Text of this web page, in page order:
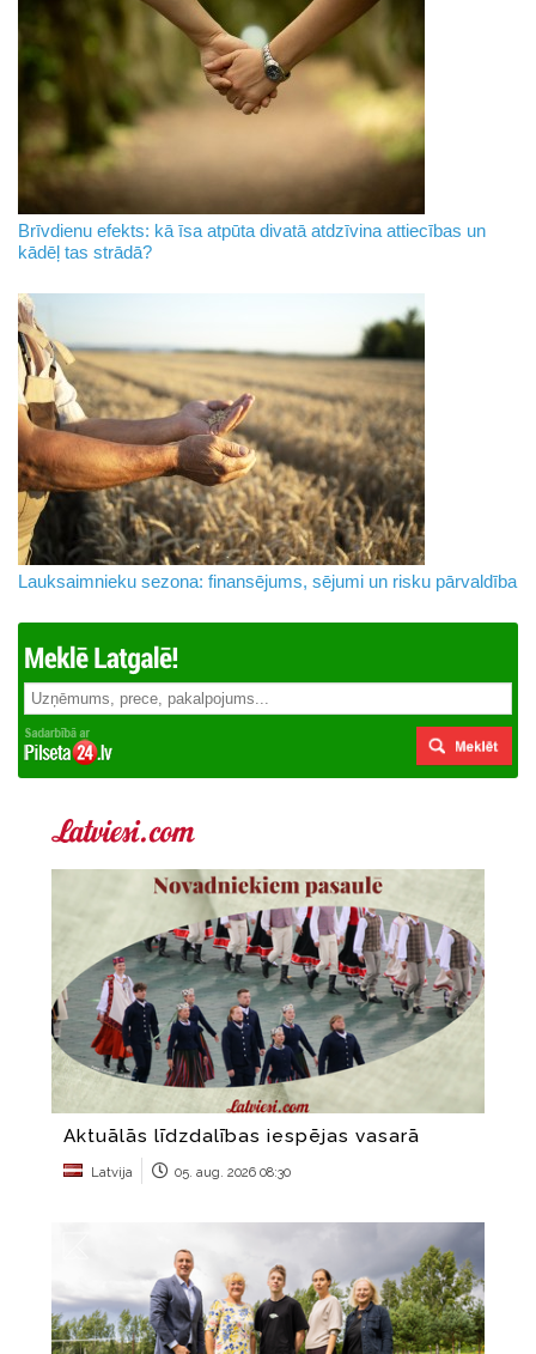
Brīvdienu efekts: kā īsa atpūta divatā atdzīvina attiecības un
kādēļ tas strādā?
Lauksaimnieku sezona: finansējums, sējumi un risku pārvaldība